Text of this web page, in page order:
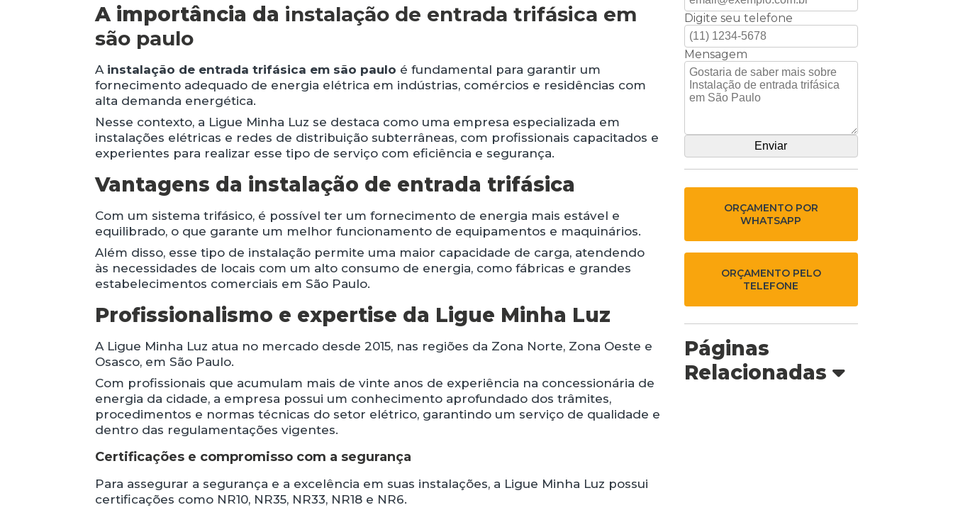
A importância da instalação de entrada trifásica em
são paulo
A instalação de entrada trifásica em são paulo é fundamental para garantir um
fornecimento adequado de energia elétrica em indústrias, comércios e residências com
alta demanda energética.
Nesse contexto, a Ligue Minha Luz se destaca como uma empresa especializada em
instalações elétricas e redes de distribuição subterrâneas, com profissionais capacitados e
experientes para realizar esse tipo de serviço com eficiência e segurança.
Vantagens da instalação de entrada trifásica
Com um sistema trifásico, é possível ter um fornecimento de energia mais estável e
equilibrado, o que garante um melhor funcionamento de equipamentos e maquinários.
Além disso, esse tipo de instalação permite uma maior capacidade de carga, atendendo
às necessidades de locais com um alto consumo de energia, como fábricas e grandes
estabelecimentos comerciais em São Paulo.
Profissionalismo e expertise da Ligue Minha Luz
A Ligue Minha Luz atua no mercado desde 2015, nas regiões da Zona Norte, Zona Oeste e
Osasco, em São Paulo.
Com profissionais que acumulam mais de vinte anos de experiência na concessionária de
energia da cidade, a empresa possui um conhecimento aprofundado dos trâmites,
procedimentos e normas técnicas do setor elétrico, garantindo um serviço de qualidade e
dentro das regulamentações vigentes.
Certificações e compromisso com a segurança
Para assegurar a segurança e a excelência em suas instalações, a Ligue Minha Luz possui
certificações como NR10, NR35, NR33, NR18 e NR6.
Digite seu telefone
Mensagem
ORÇAMENTO POR
WHATSAPP
ORÇAMENTO PELO
TELEFONE
Páginas
Relacionadas